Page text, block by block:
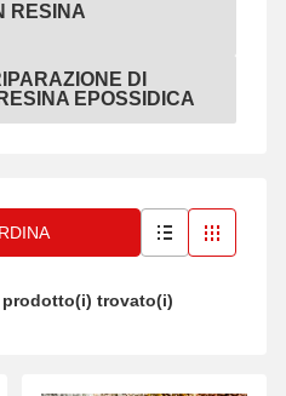
RESINA
DI
EPOSSIDICA
prodotto(i) trovato(i)